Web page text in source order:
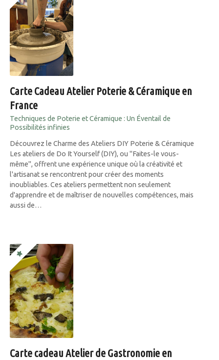
Carte Cadeau Atelier Poterie & Céramique en
France
Techniques de Poterie et Céramique : Un Éventail de
Possibilités infinies
Découvrez le Charme des Ateliers DIY Poterie & Céramique
Les ateliers de Do It Yourself (DIY), ou "Faites-le vous-
même", offrent une expérience unique où la créativité et
l'artisanat se rencontrent pour créer des moments
inoubliables. Ces ateliers permettent non seulement
d'apprendre et de maîtriser de nouvelles compétences, mais
aussi de…
Carte cadeau Atelier de Gastronomie en